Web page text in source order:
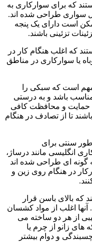
که برای سوارکاری به
سواری طراحی شده اند.
است دارای یک پنجه
تزئینی باشند.
که اغلب هنگام کار در
یا سوارکاری در مناطق
است که سبکی را
مناسب باشد و به درستی
حمایت و محافظت کافی
تا از تصادف در هنگام
سنتی برای
انگلیسی مانند درساژ،
گونه ای طراحی شده اند
در هنگام روی زین و
که بالای باسن قرار
آنها اغلب از مواد کشسان
از هر دو ساخته می
های زانو از چرم یا
و دوام بیشتر